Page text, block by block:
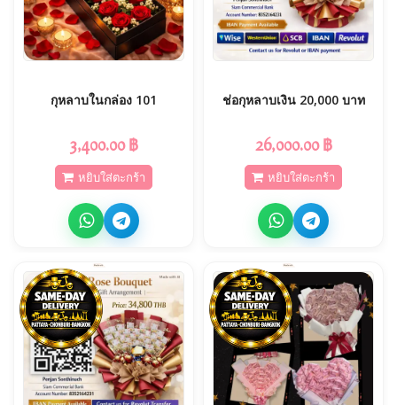
กุหลาบในกล่อง 101
3,400.00 ฿
หยิบใส่ตะกร้า
ช่อกุหลาบเงิน 20,000 บาท
26,000.00 ฿
หยิบใส่ตะกร้า